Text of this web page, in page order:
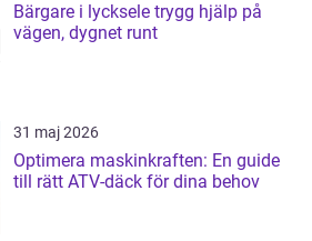
Bärgare i lycksele trygg hjälp på
vägen, dygnet runt
31 maj 2026
Optimera maskinkraften: En guide
till rätt ATV-däck för dina behov